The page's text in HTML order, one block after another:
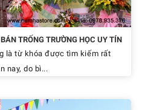
TRỐNG TRƯỜNG HỌC UY TÍN
là từ khóa được tìm kiếm rất
nay, do bì...